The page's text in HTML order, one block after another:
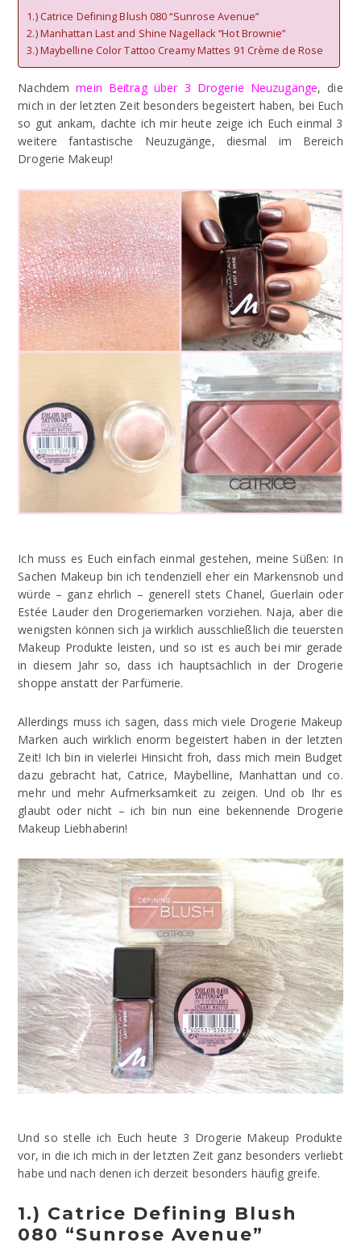
1.) Catrice Defining Blush 080 “Sunrose Avenue”
2.) Manhattan Last and Shine Nagellack “Hot Brownie”
3.) Maybelline Color Tattoo Creamy Mattes 91 Crème de Rose
Nachdemmein Beitrag über 3 Drogerie Neuzugänge, die
mich in der letzten Zeit besonders begeistert haben, bei Euch
so gut ankam, dachte ich mir heute zeige ich Euch einmal 3
weitere fantastische Neuzugänge, diesmal im Bereich
Drogerie Makeup!
Ich muss es Euch einfach einmal gestehen, meine Süßen: In
Sachen Makeup bin ich tendenziell eher ein Markensnob und
würde – ganz ehrlich – generell stets Chanel, Guerlain oder
Estée Lauder den Drogeriemarken vorziehen. Naja, aber die
wenigsten können sich ja wirklich ausschließlich die teuersten
Makeup Produkte leisten, und so ist es auch bei mir gerade
in diesem Jahr so, dass ich hauptsächlich in der Drogerie
shoppe anstatt der Parfümerie.
Allerdings muss ich sagen, dass mich viele Drogerie Makeup
Marken auch wirklich enorm begeistert haben in der letzten
Zeit! Ich bin in vielerlei Hinsicht froh, dass mich mein Budget
dazu gebracht hat, Catrice, Maybelline, Manhattan und co.
mehr und mehr Aufmerksamkeit zu zeigen. Und ob Ihr es
glaubt oder nicht – ich bin nun eine bekennende Drogerie
Makeup Liebhaberin!
Und so stelle ich Euch heute 3 Drogerie Makeup Produkte
vor, in die ich mich in der letzten Zeit ganz besonders verliebt
habe und nach denen ich derzeit besonders häufig greife.
1.) Catrice Defining Blush
080 “Sunrose Avenue”